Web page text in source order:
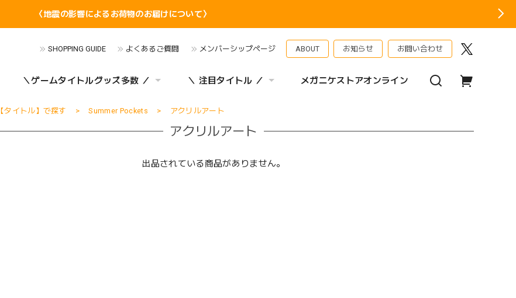
〈地震の影響によるお荷物のお届けについて〉
SHOPPING GUIDE よくあるご質問 メンバーシップページ ABOUT お知らせ お問い合わせ
＼ゲームタイトルグッズ多数 ／ ＼ 注目タイトル ／ メガニケストアオンライン
【タイトル】で探す Summer Pockets アクリルアート
アクリルアート
出品されている商品がありません。